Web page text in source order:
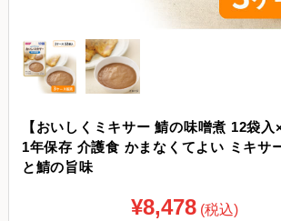
【おいしくミキサー 鯖の味噌煮 12袋入
1年保存 介護食 かまなくてよい ミキサ
と鯖の旨味
¥8,478 (税込)